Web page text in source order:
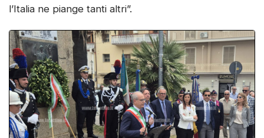
l’Italia ne piange tanti altri”.